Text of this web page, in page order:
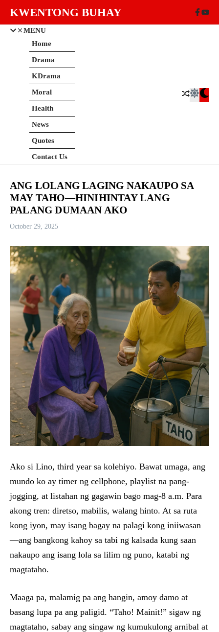
KWENTONG BUHAY
MENU
Home
Drama
KDrama
Moral
Health
News
Quotes
Contact Us
ANG LOLANG LAGING NAKAUPO SA
MAY TAHO—HINIHINTAY LANG
PALANG DUMAAN AKO
October 29, 2025
Ako si Lino, third year sa kolehiyo. Bawat umaga, ang
mundo ko ay timer ng cellphone, playlist na pang-
jogging, at listahan ng gagawin bago mag-8 a.m. Para
akong tren: diretso, mabilis, walang hinto. At sa ruta
kong iyon, may isang bagay na palagi kong iniiwasan
—ang bangkong kahoy sa tabi ng kalsada kung saan
nakaupo ang isang lola sa lilim ng puno, katabi ng
magtataho.
Maaga pa, malamig pa ang hangin, amoy damo at
basang lupa pa ang paligid. “Taho! Mainit!” sigaw ng
magtataho, sabay ang singaw ng kumukulong arnibal at